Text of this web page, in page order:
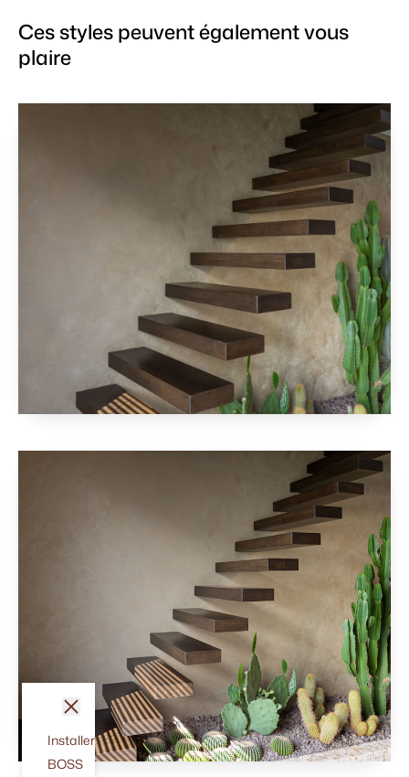
Ces styles peuvent également vous
plaire
Installer
BOSS
fermer